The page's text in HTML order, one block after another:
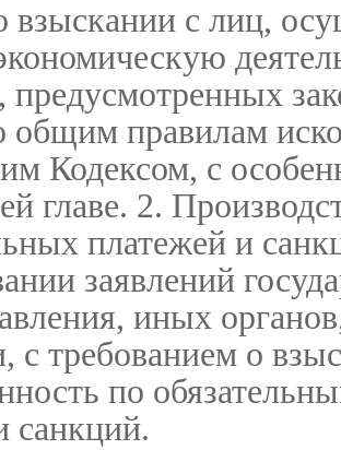
взыскании с лиц,
предусмотренных
общим правилам
Кодексом, с
главе. 2.
платежей и
заявлений
иных
с требованием о
по
санкций.